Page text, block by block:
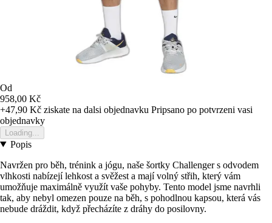
Od
958,00 Kč
+47,90 Kč ziskate na dalsi objednavku Pripsano po potvrzeni vasi
objednavky
Loading...
Popis
Navržen pro běh, trénink a jógu, naše šortky Challenger s odvodem
vlhkosti nabízejí lehkost a svěžest a mají volný střih, který vám
umožňuje maximálně využít vaše pohyby. Tento model jsme navrhli
tak, aby nebyl omezen pouze na běh, s pohodlnou kapsou, která vás
nebude dráždit, když přecházíte z dráhy do posilovny.